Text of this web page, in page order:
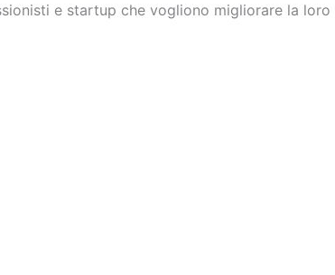
e startup che vogliono migliorare la